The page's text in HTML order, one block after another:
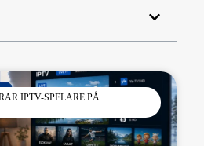
IPTV-SPELARE PÅ